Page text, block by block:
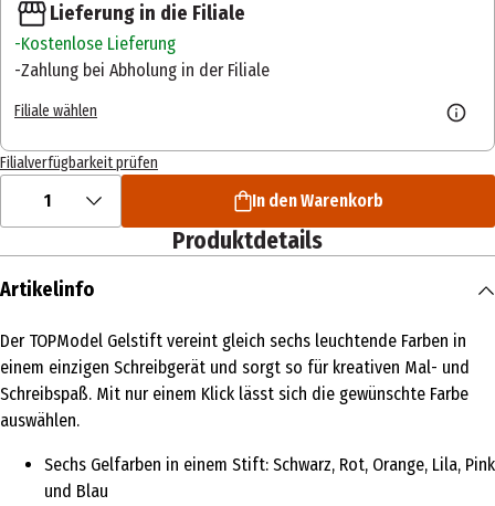
Lieferung in die Filiale
Kostenlose Lieferung
Zahlung bei Abholung in der Filiale
Filiale wählen
Filialverfügbarkeit prüfen
1 In den Warenkorb
Produktdetails
Artikelinfo
Der TOPModel Gelstift vereint gleich sechs leuchtende Farben in
einem einzigen Schreibgerät und sorgt so für kreativen Mal- und
Schreibspaß. Mit nur einem Klick lässt sich die gewünschte Farbe
auswählen.
Sechs Gelfarben in einem Stift: Schwarz, Rot, Orange, Lila, Pink
und Blau